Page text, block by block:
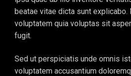
beatae vitae dicta sunt explicabo.
voluptatem quia voluptas sit
fugit.
Sed ut perspiciatis unde omnis
voluptatem accusantium